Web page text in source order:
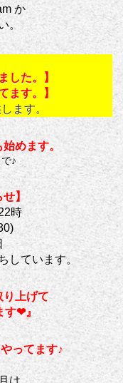
か
。
した。】
ます。】
ます。
めます。
♪
】
時
しています。
り上げて
す❤』
ってます♪
は